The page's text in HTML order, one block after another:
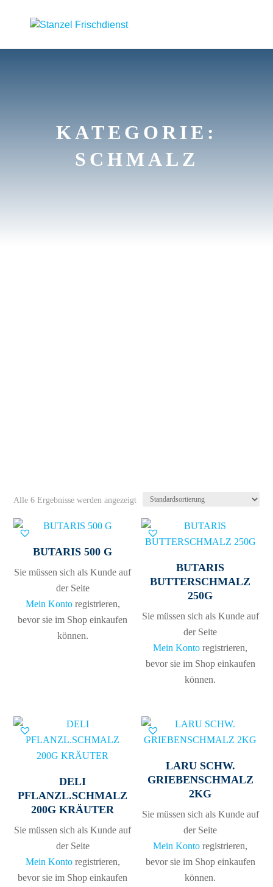
KATEGORIE:
SCHMALZ
Alle 6 Ergebnisse werden angezeigt
BUTARIS 500 G
Sie müssen sich als Kunde auf
der Seite
Mein Kontoregistrieren,
bevor sie im Shop einkaufen
können.
BUTARIS
BUTTERSCHMALZ
250G
Sie müssen sich als Kunde auf
der Seite
Mein Konto registrieren,
bevor sie im Shop einkaufen
können.
DELI
PFLANZL.SCHMALZ
200G KRÄUTER
Sie müssen sich als Kunde auf
der Seite
Mein Kontoregistrieren,
bevor sie im Shop einkaufen
LARU SCHW.
GRIEBENSCHMALZ
2KG
Sie müssen sich als Kunde auf
der Seite
Mein Konto registrieren,
bevor sie im Shop einkaufen
können.